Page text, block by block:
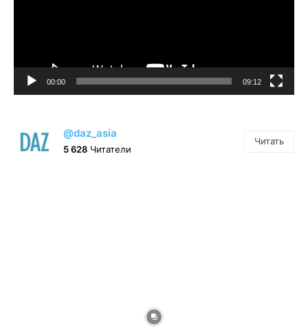
00:00 09:12
@daz_asia
5 628 Читатели
Читать